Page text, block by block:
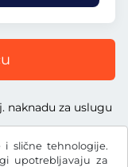
i slične tehnologije.
upotrebljavaju za
naknadu za uslugu